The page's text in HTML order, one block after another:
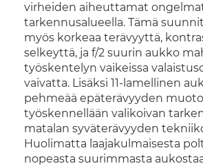
virheiden aiheuttamat
tarkennusalueella. Tämä
myös korkeaa terävyyttä,
selkeyttä, ja f/2 suurin aukko
työskentelyn vaikeissa
vaivatta. Lisäksi 11-lamellinen
pehmeää epäterävyyden
työskennellään valikoivan
matalan syväterävyyden
Huolimatta laajakulmaisesta
nopeasta suurimmasta